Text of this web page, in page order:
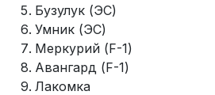
Бузулук (ЭС)
Умник (ЭС)
Меркурий (F-1)
Авангард (F-1)
Лакомка